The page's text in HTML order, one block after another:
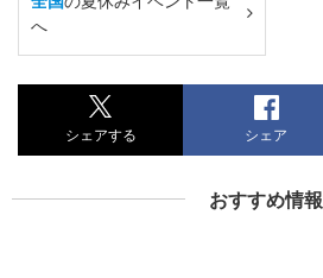
へ
シェアする シェア
おすすめ情報